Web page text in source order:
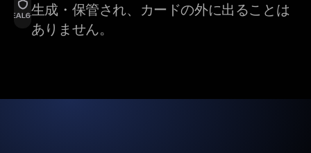
生成・保管され、カードの外に出ることは
ありません。